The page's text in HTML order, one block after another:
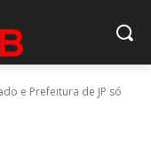
e Prefeitura de JP só